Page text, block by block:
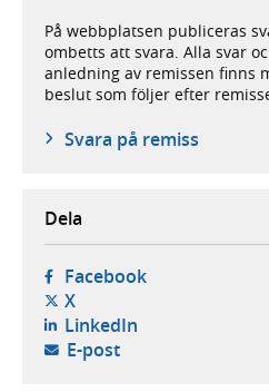
På webbplatsen publiceras
ombetts att svara. Alla svar
anledning av remissen finns
beslut som följer efter
Svara på remiss
Dela
Facebook- öppnas i ny
X- öppnas i ny flik,
LinkedIn- öppnas i ny
E-post- öppnar din e-